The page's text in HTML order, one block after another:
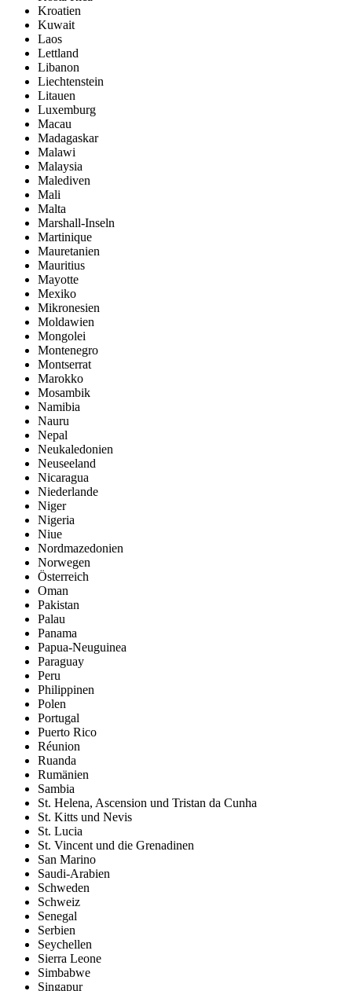
Kroatien
Kuwait
Laos
Lettland
Libanon
Liechtenstein
Litauen
Luxemburg
Macau
Madagaskar
Malawi
Malaysia
Malediven
Mali
Malta
Marshall-Inseln
Martinique
Mauretanien
Mauritius
Mayotte
Mexiko
Mikronesien
Moldawien
Mongolei
Montenegro
Montserrat
Marokko
Mosambik
Namibia
Nauru
Nepal
Neukaledonien
Neuseeland
Nicaragua
Niederlande
Niger
Nigeria
Niue
Nordmazedonien
Norwegen
Österreich
Oman
Pakistan
Palau
Panama
Papua-Neuguinea
Paraguay
Peru
Philippinen
Polen
Portugal
Puerto Rico
Réunion
Ruanda
Rumänien
Sambia
St. Helena, Ascension und Tristan da Cunha
St. Kitts und Nevis
St. Lucia
St. Vincent und die Grenadinen
San Marino
Saudi-Arabien
Schweden
Schweiz
Senegal
Serbien
Seychellen
Sierra Leone
Simbabwe
Singapur